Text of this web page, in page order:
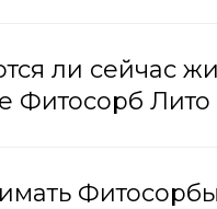
ли сейчас
Фитосорб